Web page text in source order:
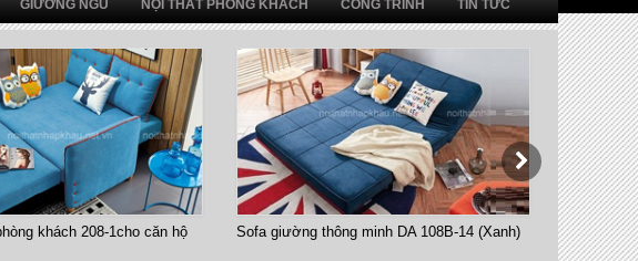
GIƯỜNG NGỦ NỘI THẤT PHÒNG KHÁCH CÔNG TRÌNH TIN TỨC
Sofa giường thông minh DA 108B-14 (Xanh) Bàn ăn thông minh B2252